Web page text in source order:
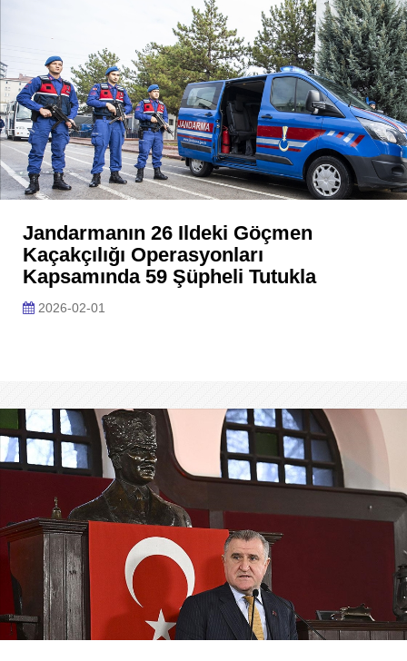
Jandarmanın 26 Ildeki Göçmen
Kaçakçılığı Operasyonları
Kapsamında 59 Şüpheli Tutukla
2026-02-01